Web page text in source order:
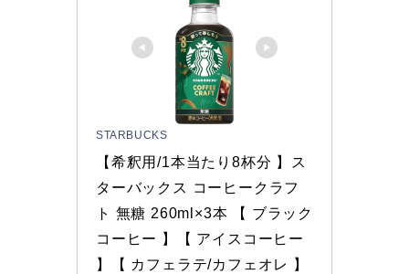
STARBUCKS
【希釈用/1本当たり8杯分 】ス
ターバックス コーヒークラフ
ト 無糖 260ml×3本 【 ブラック
コーヒー 】【 アイスコーヒー
】【 カフェラテ/カフェオレ 】